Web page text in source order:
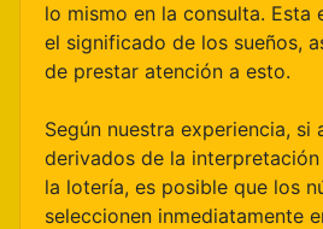
lo mismo en la consulta. Esta
el significado de los sueños,
de prestar atención a esto.
Según nuestra experiencia, si
derivados de la
la lotería, es posible que los
seleccionen inmediatamente